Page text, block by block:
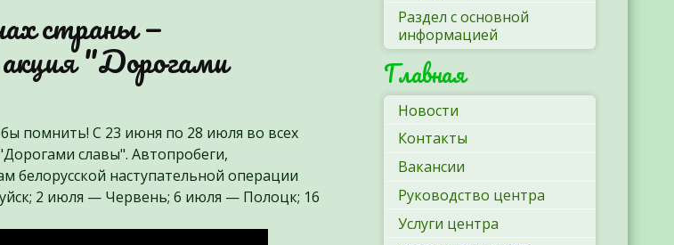
страны —
"Дорогами
помнить! С 23 июня по 28 июля во всех
славы". Автопробеги,
наступательной операции
2 июля — Червень; 6 июля — Полоцк; 16
Раздел с основной
информацией
Главная
Новости
Контакты
Вакансии
Руководство центра
Услуги центра